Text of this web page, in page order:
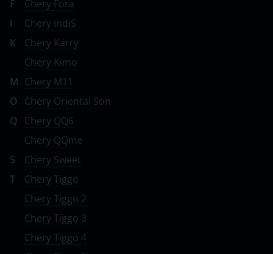
F
Chery Fora
I
Chery IndiS
K
Chery Karry
Chery Kimo
M Chery M11
O
Chery Oriental Son
Q
Chery QQ6
Chery QQme
S
Chery Sweet
T
Chery Tiggo
Chery Tiggo 2
Chery Tiggo 3
Chery Tiggo 4